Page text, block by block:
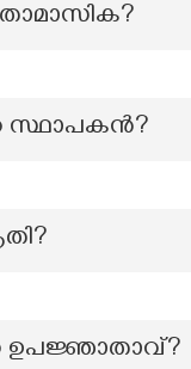
സ്ഥാപകന്‍?
ഉപജ്ഞാതാവ്?